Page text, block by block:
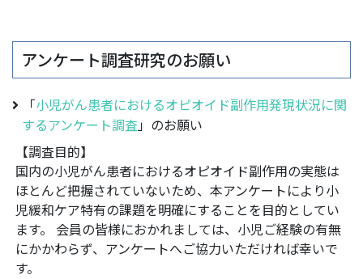
アンケート調査研究のお願い
「小児がん患者におけるオピオイド副作用発現状況に関
するアンケート調査」のお願い
【調査目的】
国内の小児がん患者におけるオピオイド副作用の実態は
ほとんど把握されていないため、本アンケートにより小
児緩和ケア特有の課題を明確にすることを目的としてい
ます。 会員の皆様におかれましては、小児ご経験の有無
にかかわらず、アンケートへご協力いただければ幸いで
す。